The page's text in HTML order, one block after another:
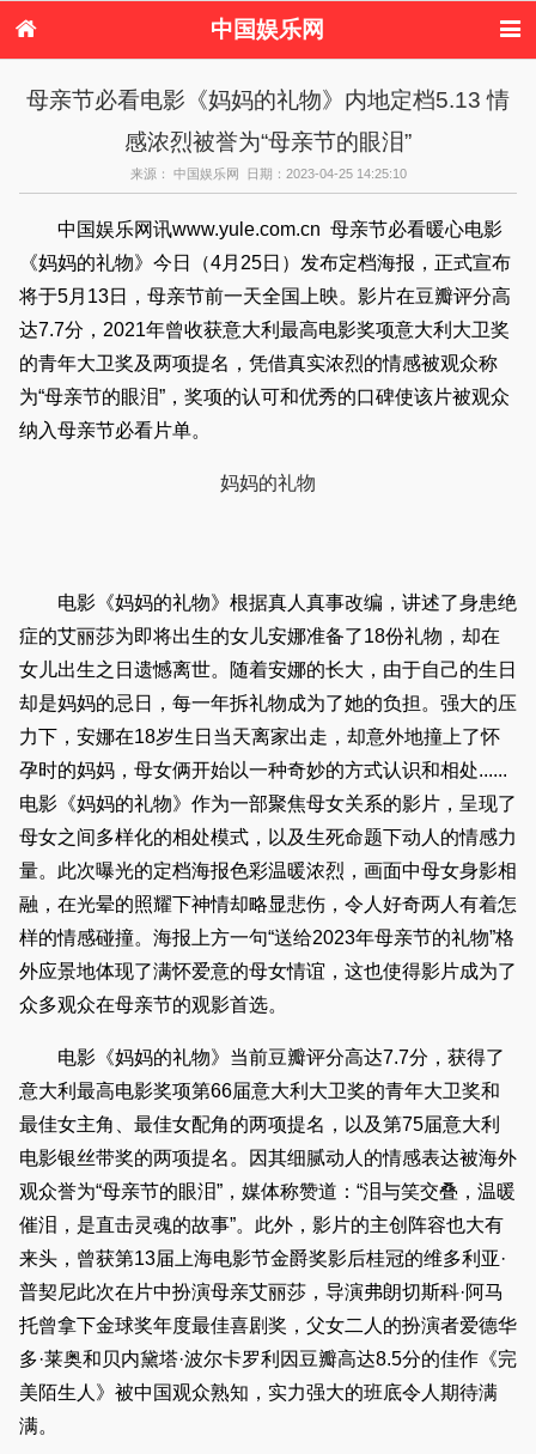
中国娱乐网
港台娱乐
日本娱乐 韩国娱乐
欧美娱乐
音乐新闻 影视新闻
内地明星八卦
港台明星八卦
日本韩国明星
欧美明星八卦
母亲节必看电影《妈妈的礼物》内地定档5.13 情
感浓烈被誉为“母亲节的眼泪”
来源： 中国娱乐网 日期：2023-04-25 14:25:10
中国娱乐网讯www.yule.com.cn 母亲节必看暖心电影
《妈妈的礼物》今日（4月25日）发布定档海报，正式宣布
将于5月13日，母亲节前一天全国上映。影片在豆瓣评分高
达7.7分，2021年曾收获意大利最高电影奖项意大利大卫奖
的青年大卫奖及两项提名，凭借真实浓烈的情感被观众称
为“母亲节的眼泪”，奖项的认可和优秀的口碑使该片被观众
纳入母亲节必看片单。
妈妈的礼物
电影《妈妈的礼物》根据真人真事改编，讲述了身患绝
症的艾丽莎为即将出生的女儿安娜准备了18份礼物，却在
女儿出生之日遗憾离世。随着安娜的长大，由于自己的生日
却是妈妈的忌日，每一年拆礼物成为了她的负担。强大的压
力下，安娜在18岁生日当天离家出走，却意外地撞上了怀
孕时的妈妈，母女俩开始以一种奇妙的方式认识和相处......
电影《妈妈的礼物》作为一部聚焦母女关系的影片，呈现了
母女之间多样化的相处模式，以及生死命题下动人的情感力
量。此次曝光的定档海报色彩温暖浓烈，画面中母女身影相
融，在光晕的照耀下神情却略显悲伤，令人好奇两人有着怎
样的情感碰撞。海报上方一句“送给2023年母亲节的礼物”格
外应景地体现了满怀爱意的母女情谊，这也使得影片成为了
众多观众在母亲节的观影首选。
电影《妈妈的礼物》当前豆瓣评分高达7.7分，获得了
意大利最高电影奖项第66届意大利大卫奖的青年大卫奖和
最佳女主角、最佳女配角的两项提名，以及第75届意大利
电影银丝带奖的两项提名。因其细腻动人的情感表达被海外
观众誉为“母亲节的眼泪”，媒体称赞道：“泪与笑交叠，温暖
催泪，是直击灵魂的故事”。此外，影片的主创阵容也大有
来头，曾获第13届上海电影节金爵奖影后桂冠的维多利亚·
普契尼此次在片中扮演母亲艾丽莎，导演弗朗切斯科·阿马
托曾拿下金球奖年度最佳喜剧奖，父女二人的扮演者爱德华
多·莱奥和贝内黛塔·波尔卡罗利因豆瓣高达8.5分的佳作《完
美陌生人》被中国观众熟知，实力强大的班底令人期待满
满。